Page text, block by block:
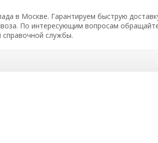
в Москве. Гарантируем быструю
По интересующим вопросам
службы.